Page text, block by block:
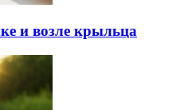
и возле крыльца